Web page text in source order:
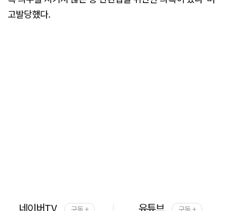
고발당했다.
네이버TV 구독 + 유튜브 구독 +